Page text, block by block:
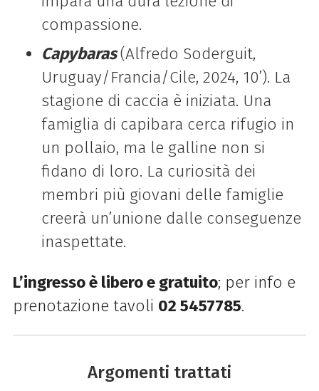
compassione.
Capybaras(Alfredo Soderguit,
Uruguay/Francia/Cile, 2024, 10’). La
stagione di caccia è iniziata. Una
famiglia di capibara cerca rifugio in
un pollaio, ma le galline non si
fidano di loro. La curiosità dei
membri più giovani delle famiglie
creerà un’unione dalle conseguenze
inaspettate.
L’ingresso è libero e gratuito; per info e
prenotazione tavoli 02 5457785.
Argomenti trattati